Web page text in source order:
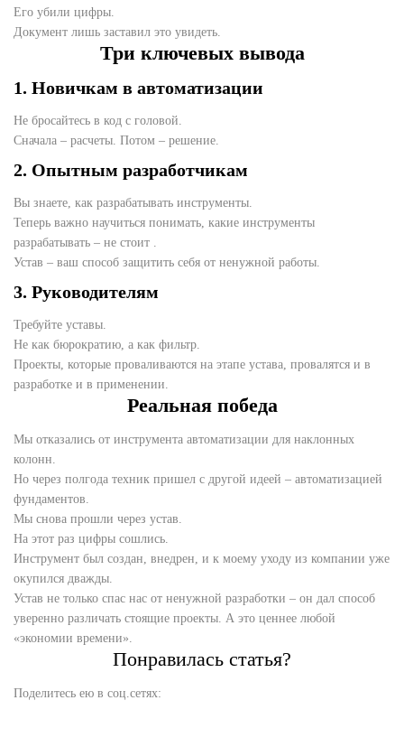
Его убили цифры.
Документ лишь заставил это увидеть.
Три ключевых вывода
1. Новичкам в автоматизации
Не бросайтесь в код с головой.
Сначала – расчеты. Потом – решение.
2. Опытным разработчикам
Вы знаете, как разрабатывать инструменты.
Теперь важно научиться понимать, какие инструменты
разрабатывать – не стоит .
Устав – ваш способ защитить себя от ненужной работы.
3. Руководителям
Требуйте уставы.
Не как бюрократию, а как фильтр.
Проекты, которые проваливаются на этапе устава, провалятся и в
разработке и в применении.
Реальная победа
Мы отказались от инструмента автоматизации для наклонных
колонн.
Но через полгода техник пришел с другой идеей – автоматизацией
фундаментов.
Мы снова прошли через устав.
На этот раз цифры сошлись.
Инструмент был создан, внедрен, и к моему уходу из компании уже
окупился дважды.
Устав не только спас нас от ненужной разработки – он дал способ
уверенно различать стоящие проекты. А это ценнее любой
«экономии времени».
Понравилась статья?
Поделитесь ею в соц.сетях: